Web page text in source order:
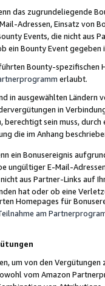
das zugrundeliegende
Adressen, Einsatz von
Events, die nicht
ein Bounty Event
Bounty-spezifischen
erlaubt.
in ausgewählten Ländern
in
berechtigt sein muss,
die im Anhang
ein Bonusereignis
ungültiger E-Mail-
aus Partner-Links auf
hat oder ob eine
Homepages für
am
um von den
vom Amazon